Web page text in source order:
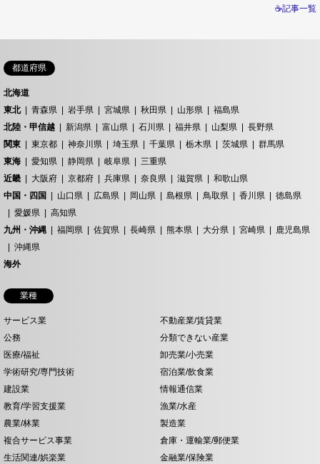
☕記事一覧
都道府県
北海道
東北
青森県 岩手県 宮城県 秋田県 山形県
福島県
北陸・甲信越
新潟県 富山県 石川県 福井県 山梨県
長野県
関東
東京都 神奈川県 埼玉県 千葉県 栃木県 茨城県
群馬県
東海
愛知県 静岡県 岐阜県
三重県
近畿
大阪府 京都府 兵庫県 奈良県 滋賀県
和歌山県
中国・四国
山口県 広島県 岡山県 島根県 鳥取県 香川県
徳島県
愛媛県
高知県
九州・沖縄
福岡県 佐賀県 長崎県 熊本県 大分県 宮崎県
鹿児島県
沖縄県
海外
業種
サービス業
不動産業/賃貸業
公務
分類できない産業
医療/福祉
卸売業/小売業
学術研究/専門技術
宿泊業/飲食業
建設業
情報通信業
教育/学習支援業
漁業/水産
農業/林業
製造業
複合サービス事業
倉庫・運輸業/郵便業
生活関連/娯楽業
金融業/保険業